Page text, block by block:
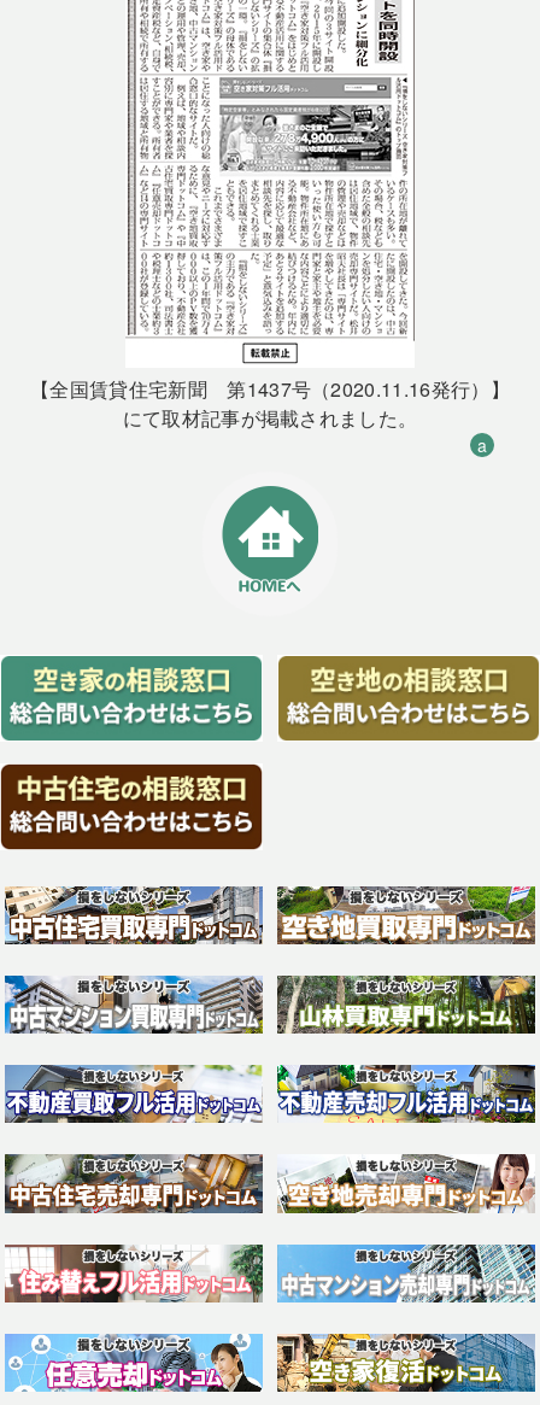
【全国賃貸住宅新聞 第1437号（2020.11.16発行）】
にて取材記事が掲載されました。
a